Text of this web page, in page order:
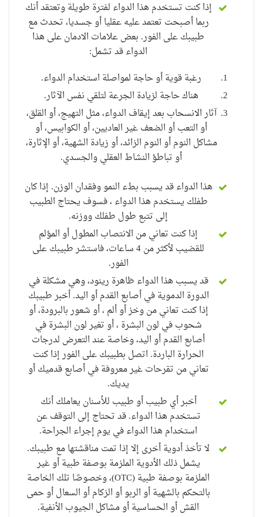
إذا كنت تستخدم هذا الدواء لفترة طويلة وتعتقد أنك
ربما أصبحت تعتمد عليه عقليا أو جسديا، تحدث مع
طبيبك على الفور. بعض علامات الادمان على هذا
الدواء قد تشمل:
رغبة قوية أو حاجة لمواصلة استخدام الدواء.
هناك حاجة لزيادة الجرعة لتلقي نفس الآثار.
آثار الانسحاب بعد إيقاف الدواء، مثل التهيج، أو القلق،
أو التعب أو الضعف غير العاديين، أو الكوابيس، أو
مشاكل النوم أو النوم الزائد، أو زيادة الشهية، أو الإثارة،
أو تباطؤ النشاط العقلي والجسدي.
هذا الدواء قد يسبب بطء النمو وفقدان الوزن. إذا كان
طفلك يستخدم هذا الدواء ، فسوف يحتاج الطبيب
إلى تتبع طول طفلك ووزنه.
إذا كنت تعاني من الانتصاب المطول أو المؤلم
للقضيب لأكثر من 4 ساعات
، فاستشر طبيبك على
الفور.
قد يسبب هذا الدواء ظاهرة رينود، وهي مشكلة في
الدورة الدموية في أصابع القدم أو اليد.أخبر طبيبك
إذا كنت تعاني من وخز أو ألم ، أو شعور بالبرودة، أو
شحوب في لون البشرة ، أو تغير لون البشرة في
أصابع القدم أو اليد، وخاصة عند التعرض لدرجات
الحرارة الباردة. اتصل بطبيبك على الفور إذا كنت
تعاني من تقرحات غير معروفة في أصابع قدميك أو
يديك.
أخبر أي طبيب أو طبيب للأسنان يعاملك أنك
تستخدم هذا الدواء.قد تحتاج إلى التوقف عن
استخدام هذا الدواء في يوم إجراء الجراحة.
لا تأخذ أدوية أخرى إلا إذا تمت مناقشتها مع طبيبك.
يشمل ذلك الأدوية الملزمة بوصفة طبية أو غير
الملزمة بوصفة طبية (OTC)، وخصوصًا تلك الخاصة
بالتحكم بالشهية أو الربو أو الزكام أو السعال أو حمى
القش أو الحساسية أو مشاكل الجيوب الأنفية.